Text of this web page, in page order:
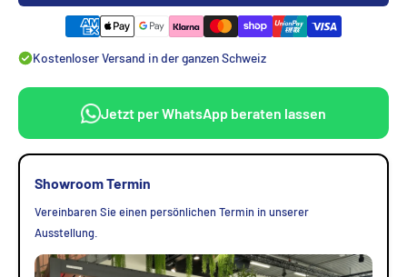
Kostenloser Versand in der ganzen Schweiz
Jetzt per WhatsApp beraten lassen
Showroom Termin
Vereinbaren Sie einen persönlichen Termin in unserer
Ausstellung.